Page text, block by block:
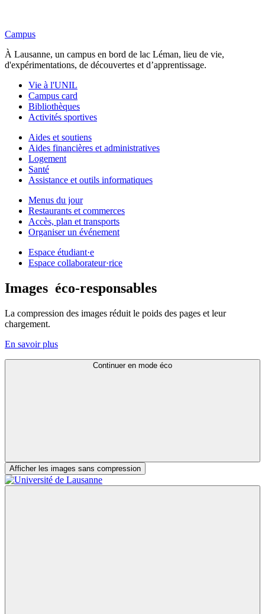
Campus
À Lausanne, un campus en bord de lac Léman, lieu de vie,
d'expérimentations, de découvertes et d’apprentissage.
Vie à l'UNIL
Campus card
Bibliothèques
Activités sportives
Aides et soutiens
Aides financières et administratives
Logement
Santé
Assistance et outils informatiques
Menus du jour
Restaurants et commerces
Accès, plan et transports
Organiser un événement
Espace étudiant·e
Espace collaborateur·rice
Images éco-responsables
La compression des images réduit le poids des pages et leur
chargement.
En savoir plus
Continuer en mode éco
Afficher les images sans compression